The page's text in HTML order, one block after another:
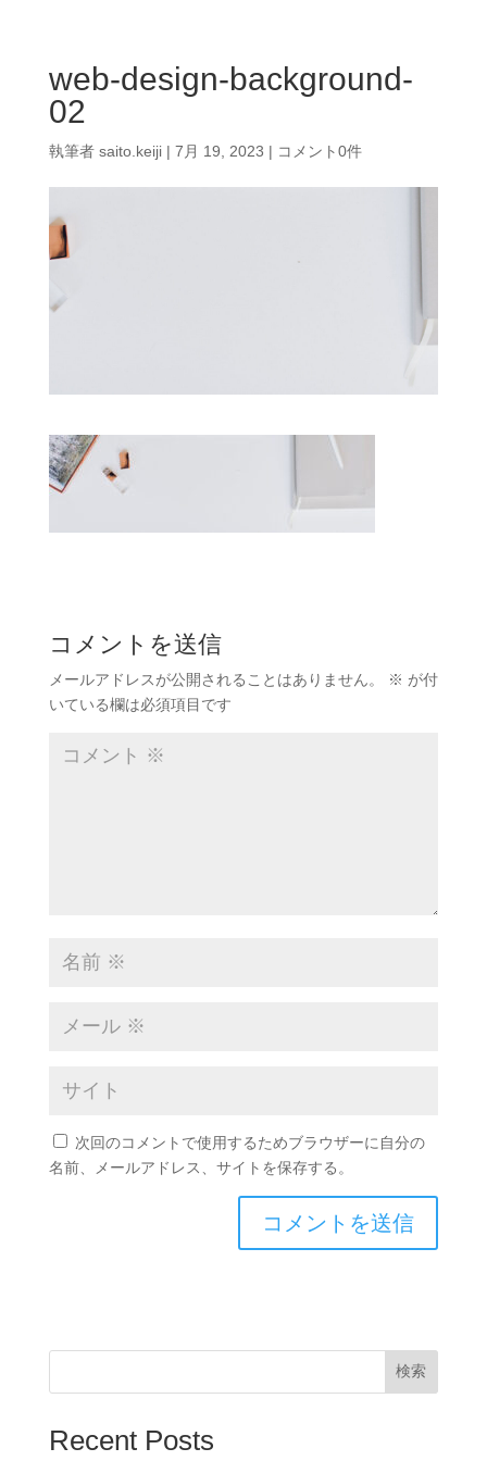
web-design-background-
02
執筆者 saito.keiji| 7月 19, 2023 | コメント0件
コメントを送信
メールアドレスが公開されることはありません。 ※ が付
いている欄は必須項目です
次回のコメントで使用するためブラウザーに自分の
名前、メールアドレス、サイトを保存する。
検索
Recent Posts